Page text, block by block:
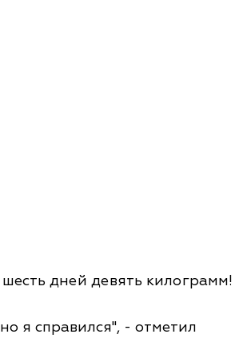
дней девять килограмм!
я справился", - отметил